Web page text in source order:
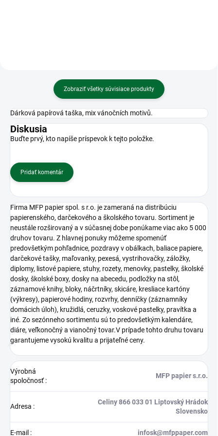
Zobraziť všetky súvisiace produkty
Dárková papírová taška, mix vánočních motivů.
Diskusia
Buďte prvý, kto napíše príspevok k tejto položke.
Pridať komentár
Firma MFP papier spol. s r.o. je zameraná na distribúciu
papierenského, darčekového a školského tovaru. Sortiment je
neustále rozširovaný a v súčasnej dobe ponúkame viac ako 5 000
druhov tovaru. Z hlavnej ponuky môžeme spomenúť
predovšetkým pohľadnice, pozdravy v obálkach, baliace papiere,
darčekové tašky, maľovanky, pexesá, vystrihovačky, záložky,
diplomy, listové papiere, stuhy, rozety, menovky, pastelky, školské
dosky, školské boxy, dosky na abecedu, podložky na stôl,
záznamové knihy, bloky, náčrtníky, skicáre, kresliace kartóny
(výkresy), papierové hodiny, rozvrhy, denníčky (záznamníky
domácich úloh), kružidlá, ceruzky, voskové pastelky, pravítka a
iné. Zo sezónneho sortimentu sú to predovšetkým kalendáre,
diáre, veľkonočný a vianočný tovar.V prípade tohto druhu tovaru
garantujeme vysokú kvalitu a prijateľné ceny.
Výrobná
spoločnosť:
MFP papier s.r.o.
Adresa :
Celiny 866 033 01 Liptovský Hrádok
Slovensko
E-mail : infosk@mfppaper.com